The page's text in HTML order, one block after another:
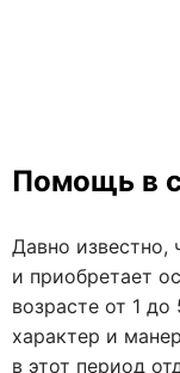
Помощь в
Давно известно,
и приобретает
возрасте от 1
характер и
в этот период